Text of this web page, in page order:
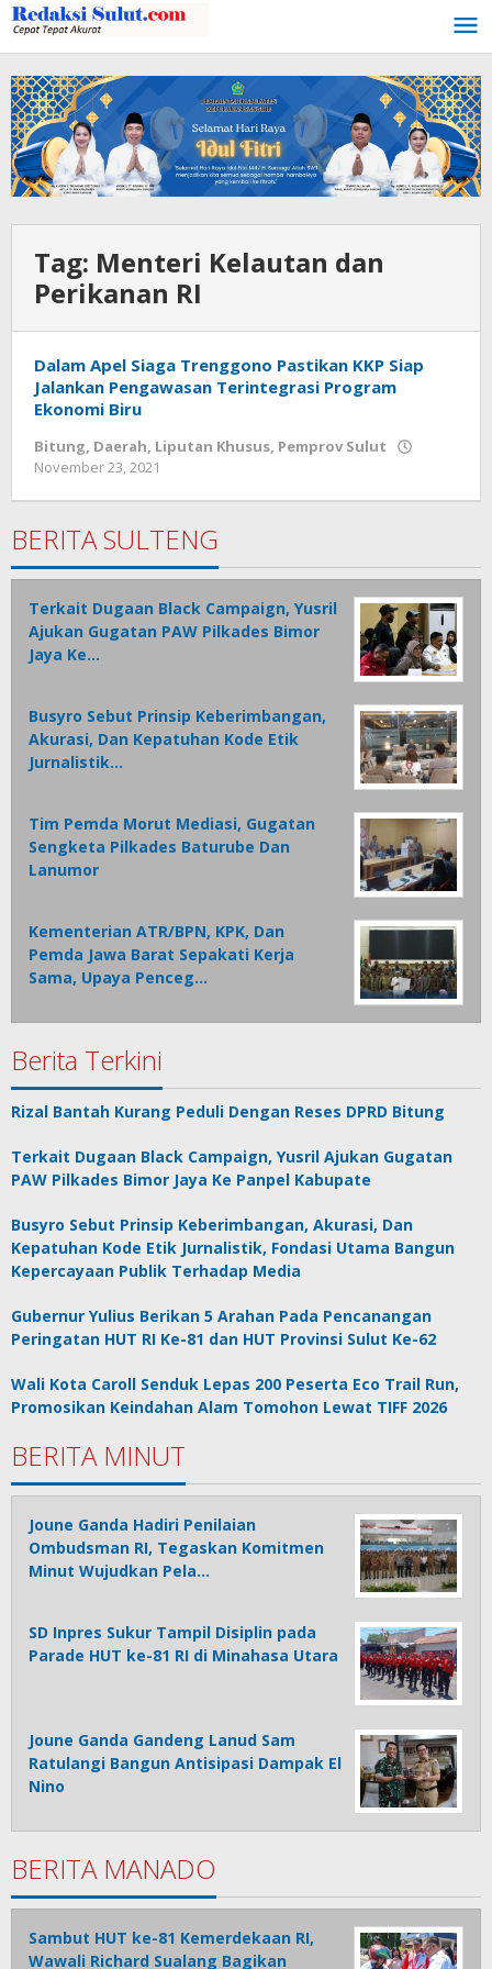
Lewati
ke
konten
Tag: Menteri Kelautan dan
Perikanan RI
Dalam Apel Siaga Trenggono Pastikan KKP Siap
Jalankan Pengawasan Terintegrasi Program
Ekonomi Biru
Bitung, Daerah, Liputan Khusus, Pemprov Sulut
November 23, 2021
BERITA SULTENG
Terkait Dugaan Black Campaign, Yusril
Ajukan Gugatan PAW Pilkades Bimor
Jaya Ke…
Busyro Sebut Prinsip Keberimbangan,
Akurasi, Dan Kepatuhan Kode Etik
Jurnalistik…
Tim Pemda Morut Mediasi, Gugatan
Sengketa Pilkades Baturube Dan
Lanumor
Kementerian ATR/BPN, KPK, Dan
Pemda Jawa Barat Sepakati Kerja
Sama, Upaya Penceg…
Berita Terkini
Rizal Bantah Kurang Peduli Dengan Reses DPRD Bitung
Terkait Dugaan Black Campaign, Yusril Ajukan Gugatan
PAW Pilkades Bimor Jaya Ke Panpel Kabupate
Busyro Sebut Prinsip Keberimbangan, Akurasi, Dan
Kepatuhan Kode Etik Jurnalistik, Fondasi Utama Bangun
Kepercayaan Publik Terhadap Media
Gubernur Yulius Berikan 5 Arahan Pada Pencanangan
Peringatan HUT RI Ke-81 dan HUT Provinsi Sulut Ke-62
Wali Kota Caroll Senduk Lepas 200 Peserta Eco Trail Run,
Promosikan Keindahan Alam Tomohon Lewat TIFF 2026
BERITA MINUT
Joune Ganda Hadiri Penilaian
Ombudsman RI, Tegaskan Komitmen
Minut Wujudkan Pela…
SD Inpres Sukur Tampil Disiplin pada
Parade HUT ke-81 RI di Minahasa Utara
Joune Ganda Gandeng Lanud Sam
Ratulangi Bangun Antisipasi Dampak El
Nino
BERITA MANADO
Sambut HUT ke-81 Kemerdekaan RI,
Wawali Richard Sualang Bagikan